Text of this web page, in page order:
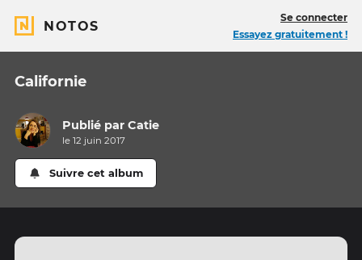
NOTOS
Se connecter
Essayez gratuitement !
Californie
Publié parCatie
le 12 juin 2017
Suivre cet album